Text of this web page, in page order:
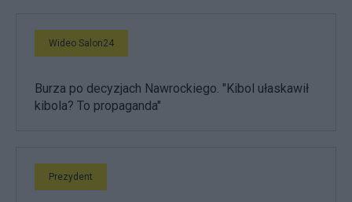
Wideo Salon24
Burza po decyzjach Nawrockiego. "Kibol ułaskawił
kibola? To propaganda"
Prezydent